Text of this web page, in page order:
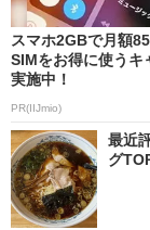
スマホ2GBで月額
SIMをお得に使うキ
実施中！
PR(IIJmio)
最近
グ